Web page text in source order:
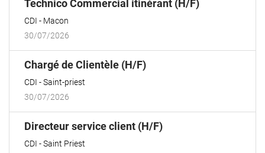
Technico Commercial itinérant (H/F)(Nouvelle
CDI
Macon
30/07/2026
Chargé de Clientèle (H/F)(Nouvelle
CDI
Saint-priest
30/07/2026
Directeur service client (H/F)(Nouvelle
CDI
Saint Priest